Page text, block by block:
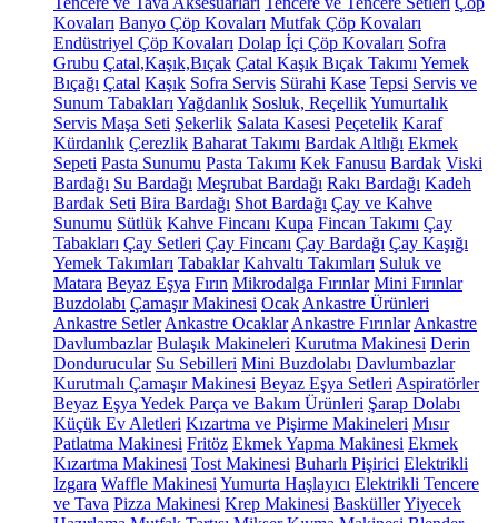
Kovaları Banyo Çöp Kovaları Mutfak Çöp Kovaları
Endüstriyel Çöp Kovaları Dolap İçi Çöp Kovaları Sofra
Grubu Çatal,Kaşık,Bıçak Çatal Kaşık Bıçak Takımı Yemek
Bıçağı Çatal Kaşık Sofra Servis Sürahi Kase Tepsi Servis ve
Sunum Tabakları Yağdanlık Sosluk, ReçellikYumurtalık
Servis Maşa Seti Şekerlik Salata Kasesi Peçetelik Karaf
Kürdanlık Çerezlik Baharat Takımı Bardak Altlığı Ekmek
Sepeti Pasta Sunumu Pasta Takımı Kek Fanusu Bardak Viski
Bardağı Su Bardağı Meşrubat Bardağı Rakı Bardağı Kadeh
Bardak Seti Bira Bardağı Shot Bardağı Çay ve Kahve
Sunumu Sütlük Kahve Fincanı Kupa Fincan Takımı Çay
Tabakları Çay Setleri Çay Fincanı Çay Bardağı Çay Kaşığı
Yemek Takımları Tabaklar Kahvaltı Takımları Suluk ve
Matara Beyaz Eşya Fırın Mikrodalga Fırınlar Mini Fırınlar
Buzdolabı Çamaşır Makinesi Ocak Ankastre Ürünleri
Ankastre Setler Ankastre Ocaklar Ankastre Fırınlar Ankastre
Davlumbazlar Bulaşık Makineleri Kurutma Makinesi Derin
Dondurucular Su Sebilleri Mini Buzdolabı Davlumbazlar
Kurutmalı Çamaşır Makinesi Beyaz Eşya Setleri Aspiratörler
Beyaz Eşya Yedek Parça ve Bakım Ürünleri Şarap Dolabı
Küçük Ev Aletleri Kızartma ve Pişirme Makineleri Mısır
Patlatma Makinesi Fritöz Ekmek Yapma Makinesi Ekmek
Kızartma Makinesi Tost Makinesi Buharlı Pişirici Elektrikli
Izgara Waffle Makinesi Yumurta Haşlayıcı Elektrikli Tencere
ve Tava Pizza Makinesi Krep Makinesi BasküllerYiyecek